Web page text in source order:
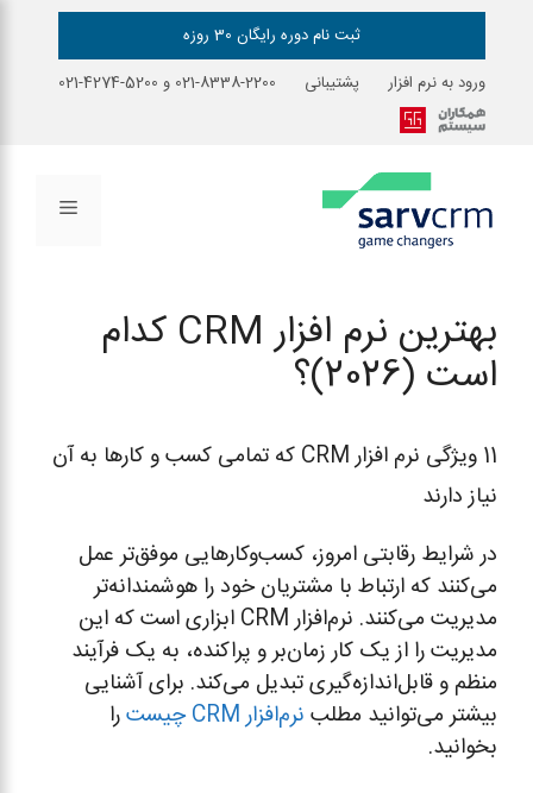
ثبت نام دوره رایگان 30 روزه
ورود به نرم افزار
پشتیبانی 2200-8338-021 و 5200-4274-021
فهرست
بهترین نرم افزار CRM کدام
است (2026)؟
11 ویژگی نرم افزار CRM که تمامی کسب و کارها به آن
نیاز دارند
در شرایط رقابتی امروز، کسب‌وکارهایی موفق‌تر عمل
می‌کنند که ارتباط با مشتریان خود را هوشمندانه‌تر
مدیریت می‌کنند. نرم‌افزار CRM ابزاری است که این
مدیریت را از یک کار زمان‌بر و پراکنده، به یک فرآیند
منظم و قابل‌اندازه‌گیری تبدیل می‌کند. برای آشنایی
بیشتر می‌توانید مطلب نرم‌افزار CRM چیست
را
بخوانید.